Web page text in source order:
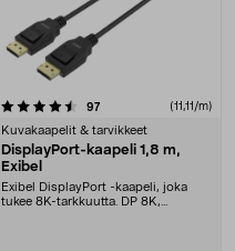
97arvostelut (11,11/m)
Kuvakaapelit & tarvikkeet
DisplayPort-kaapeli 1,8 m,
Exibel
Exibel DisplayPort -kaapeli, joka
tukee 8K-tarkkuutta. DP 8K,